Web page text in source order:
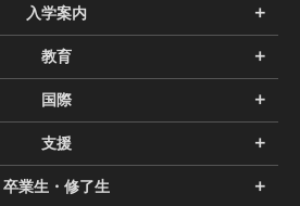
入学案内
教育
国際
支援
卒業生・修了生